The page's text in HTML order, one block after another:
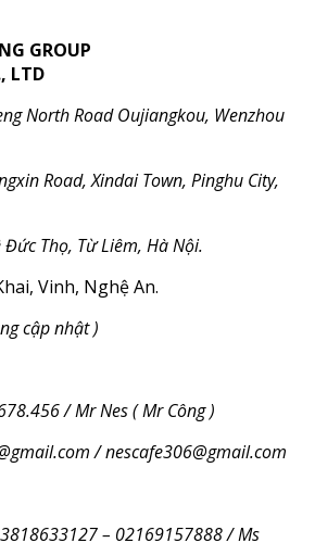
GROUP
LTD
North Road Oujiangkou, Wenzhou
Road, Xindai Town, Pinghu City,
Thọ, Từ Liêm, Hà Nội.
Vinh, Nghệ An.
cập nhật )
/ Mr Nes ( Mr Công )
/ nescafe306@gmail.com
– 02169157888 / Ms